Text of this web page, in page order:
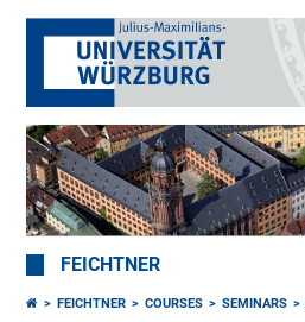
FEICHTNER
FEICHTNER COURSES SEMINARS